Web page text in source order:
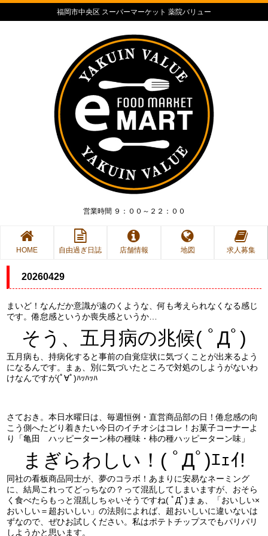
福岡市中央区 スーパーマーケット 薬院バリュー
営業時間 ９：００～２２：００
HOME 自由過ぎ日誌 店舗情報 地図 求人募集
20260429
まいど！なんだか意識が遠のくような、何も考えられなくなる感じ
です。倦怠感というか喪失感というか…
そう、五月病の兆候( ﾟДﾟ)
五月病も、持病化すると事前の自覚症状に気づくことが出来るよう
になるんです。まぁ、別に気づいたところで対処のしようがないわ
けなんですが(ﾟ∀ﾟ)ﾊｯﾊｯﾊ
さておき。本日水曜日は、毎週恒例・直営商品部の日！倦怠感の向
こう側へたどり着きたい今日のイチオシはコレ！お菓子コーナーよ
り「亀田 ハッピーターン柿の種味・柿の種ハッピーターン味」
まぎらわしい！( ﾟДﾟ)ｴｪｲ!
同社の看板商品同士が、夢のコラボ！あまりに安易なネーミング
に、結局これってどっちなの？って混乱してしまいますが、おそら
く食べたらもっと混乱しちゃいそうですね( ﾟДﾟ)まぁ、「おいしい×
おいしい＝超おいしい」の法則によれば、超おいしいに違いないは
ずなので、ぜひお試しください。私はポテトチップスでもパリパリ
しようかと思います。